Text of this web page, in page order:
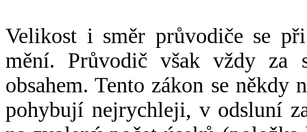
Velikost i směr průvodiče se
mění. Průvodič však vždy za
obsahem. Tento zákon se někdy
pohybují nejrychleji, v odsluní